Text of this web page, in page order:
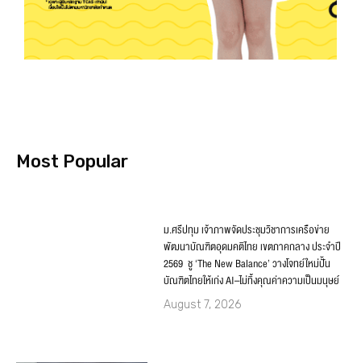
Most Popular
ม.ศรีปทุม เจ้าภาพจัดประชุมวิชาการเครือข่าย
พัฒนาบัณฑิตอุดมคติไทย เขตภาคกลาง ประจำปี
2569 ชู ‘The New Balance’ วางโจทย์ใหม่ปั้น
บัณฑิตไทยให้เก่ง AI–ไม่ทิ้งคุณค่าความเป็นมนุษย์
August 7, 2026